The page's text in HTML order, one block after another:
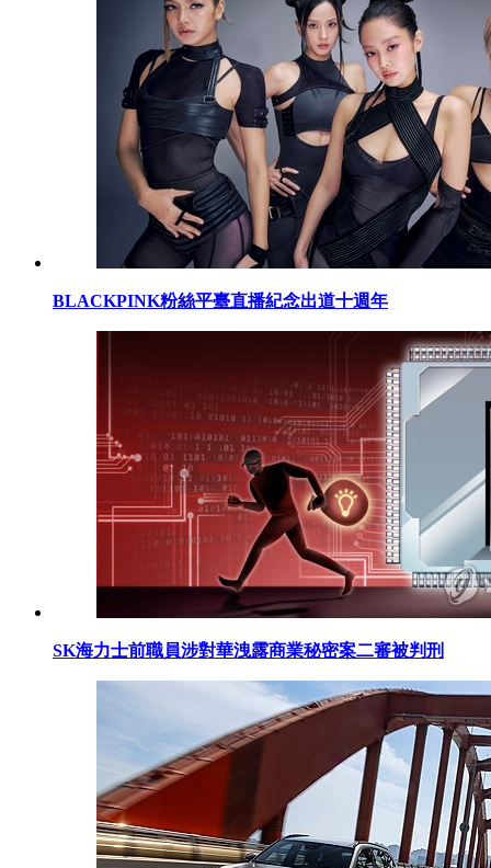
BLACKPINK粉絲平臺直播紀念出道十週年
SK海力士前職員涉對華洩露商業秘密案二審被判刑